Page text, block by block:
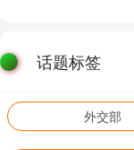
话题标签
外交部